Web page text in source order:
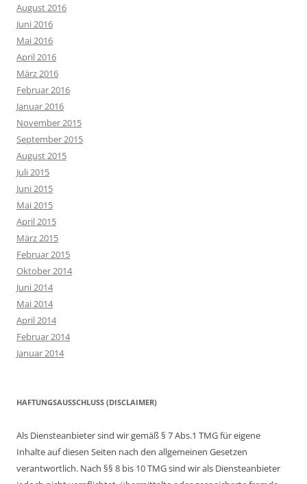
August 2016
Juni 2016
Mai 2016
April 2016
März 2016
Februar 2016
Januar 2016
November 2015
September 2015
August 2015
Juli 2015
Juni 2015
Mai 2015
April 2015
März 2015
Februar 2015
Oktober 2014
Juni 2014
Mai 2014
April 2014
Februar 2014
Januar 2014
HAFTUNGSAUSSCHLUSS (DISCLAIMER)
Als Diensteanbieter sind wir gemäß § 7 Abs.1 TMG für eigene
Inhalte auf diesen Seiten nach den allgemeinen Gesetzen
verantwortlich. Nach §§ 8 bis 10 TMG sind wir als Diensteanbieter